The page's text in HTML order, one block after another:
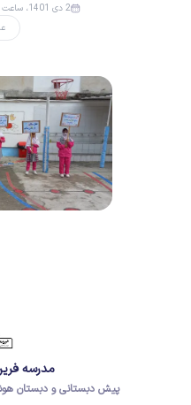
2 دی 1401، ساعت 22:31
مدرسه
پیش دبستانی و دبستان